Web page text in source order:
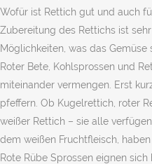
Wofür ist Rettich gut und auch
Zubereitung des Rettichs ist
Möglichkeiten, was das
Roter Bete, Kohlsprossen und
miteinander vermengen. Erst
pfeffern. Ob Kugelrettich, roter
weißer Rettich – sie alle
dem weißen Fruchtfleisch,
Rote Rübe Sprossen eignen